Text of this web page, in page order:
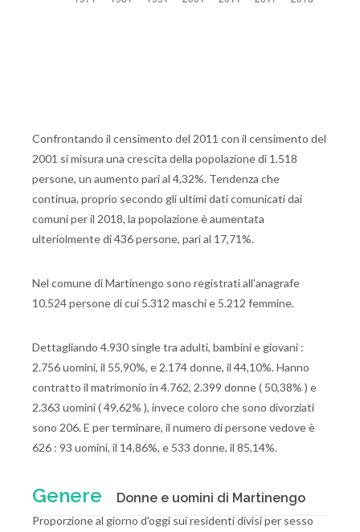
Confrontando il censimento del 2011 con il censimento del
2001 si misura una crescita della popolazione di 1.518
persone, un aumento pari al 4,32%. Tendenza che
continua, proprio secondo gli ultimi dati comunicati dai
comuni per il 2018, la popolazione è aumentata
ulteriolmente di 436 persone, pari al 17,71%.
Nel comune di Martinengo sono registrati all'anagrafe
10.524 persone di cui 5.312 maschi e 5.212 femmine.
Dettagliando 4.930 single tra adulti, bambini e giovani :
2.756 uomini, il 55,90%, e 2.174 donne, il 44,10%. Hanno
contratto il matrimonio in 4.762, 2.399 donne ( 50,38% ) e
2.363 uomini ( 49,62% ), invece coloro che sono divorziati
sono 206. E per terminare, il numero di persone vedove è
626 : 93 uomini, il 14,86%, e 533 donne, il 85,14%.
Genere Donne e uomini di Martinengo
Proporzione al giorno d'oggi sui residenti divisi per sesso